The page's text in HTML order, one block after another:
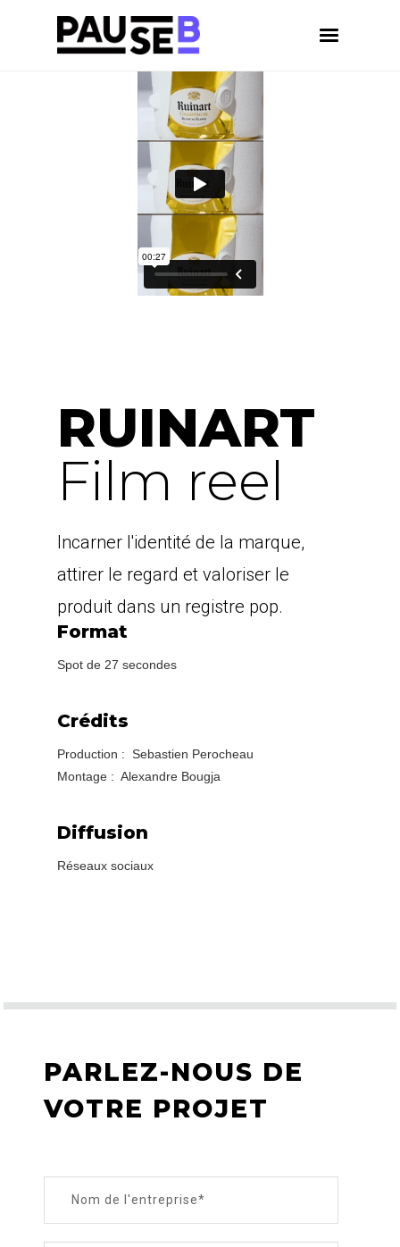
RUINART
Film reel
Incarner l'identité de la marque,
attirer le regard et valoriser le
produit dans un registre pop.
Format
Spot de 27 secondes
Crédits
Production : Sebastien Perocheau
Montage : Alexandre Bougja
Diffusion
Réseaux sociaux
PARLEZ-NOUS DE
VOTRE PROJET